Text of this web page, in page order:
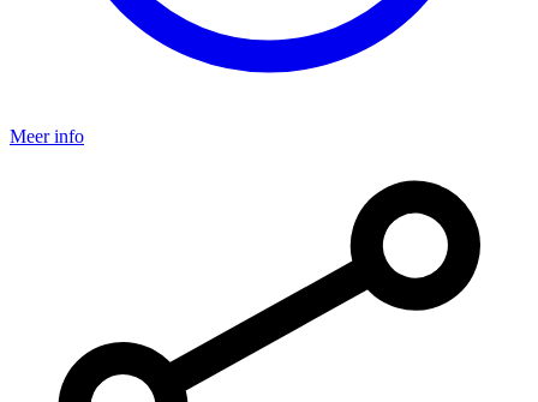
Meer info